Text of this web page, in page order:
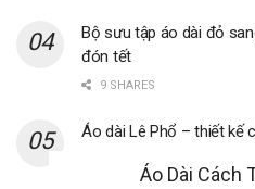
Bộ sưu tập áo dài đỏ
đón tết
9 SHARES
Áo dài Lê Phổ – thiết kế
0 SHARES
Áo Dài Cách